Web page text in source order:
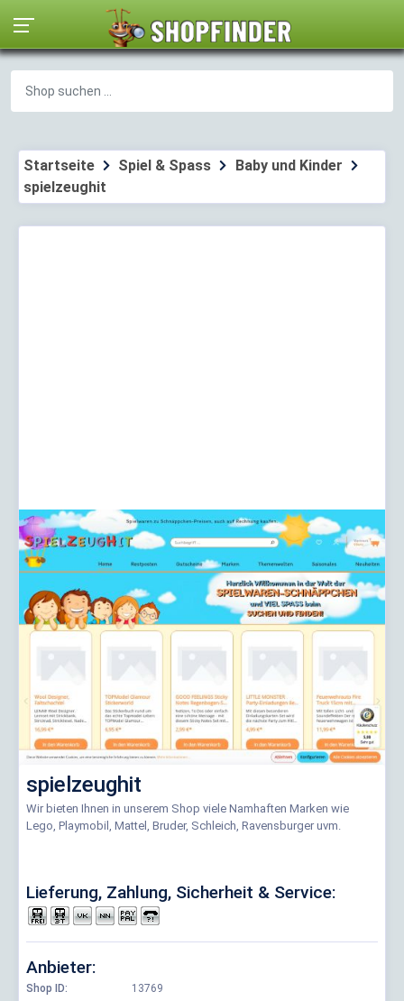
Startseite Spiel & Spass
Baby und Kinder
spielzeughit
spielzeughit
Wir bieten Ihnen in unserem Shop viele Namhaften Marken wie
Lego, Playmobil, Mattel, Bruder, Schleich, Ravensburger uvm.
Lieferung, Zahlung, Sicherheit & Service:
Anbieter:
Shop ID:
13769